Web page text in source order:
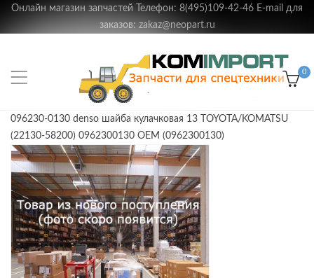
Онлайн магазин запчастей Телефон: 8(495)109-42-46 E-mail для
заказов: zakaz@neopart.ru
0
096230-0130 denso шайба кулачковая 13 TOYOTA/KOMATSU
(22130-58200) 0962300130 OEM (0962300130)